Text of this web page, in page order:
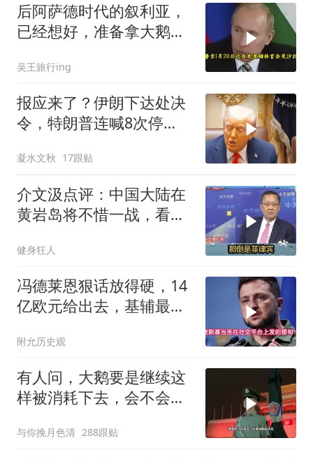
后阿萨德时代的叙利亚，
已经想好，准备拿大鹅石
吴王旅行ing
报应来了？伊朗下达处决
令，特朗普连喊8次停
凝水文秋 17跟贴
介文汲点评：中国大陆在
黄岩岛将不惜一战，看你
健身狂人
冯德莱恩狠话放得硬，14
亿欧元给出去，基辅最缺
附允历史观
有人问，大鹅要是继续这
样被消耗下去，会不会灭
与你挽月色清 288跟贴